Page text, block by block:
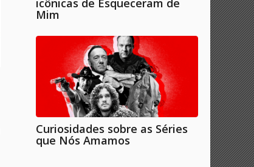
icônicas de Esqueceram de
Mim
Curiosidades sobre as Séries
que Nós Amamos